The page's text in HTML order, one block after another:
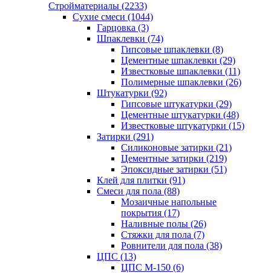
Стройматериалы (2233)
Сухие смеси (1044)
Гарцовка (3)
Шпаклевки (74)
Гипсовые шпаклевки (8)
Цементные шпаклевки (29)
Известковые шпаклевки (11)
Полимерные шпаклевки (26)
Штукатурки (92)
Гипсовые штукатурки (29)
Цементные штукатурки (48)
Известковые штукатурки (15)
Затирки (291)
Силиконовые затирки (21)
Цементные затирки (219)
Эпоксидные затирки (51)
Клей для плитки (91)
Смеси для пола (88)
Мозаичные напольные
покрытия (17)
Наливные полы (26)
Стяжки для пола (7)
Ровнители для пола (38)
ЦПС (13)
ЦПС М-150 (6)